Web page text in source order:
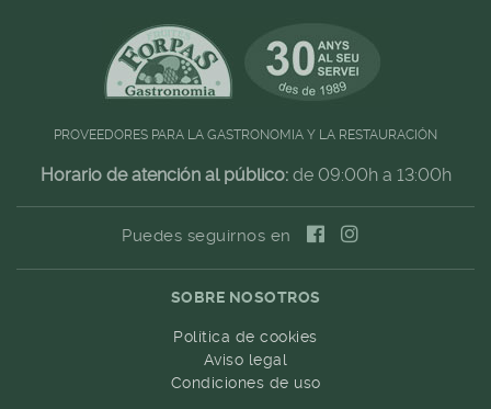
PROVEEDORES PARA LA GASTRONOMIA Y LA RESTAURACIÓN
Horario de atención al público:de 09:00h a 13:00h
Puedes seguirnos en
SOBRE NOSOTROS
Política de cookies
Aviso legal
Condiciones de uso